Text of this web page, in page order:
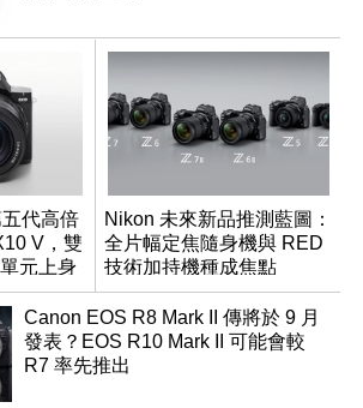
代高倍
V，雙
元上身
Nikon 未來新品推測藍圖：
全片幅定焦隨身機與 RED
技術加持機種成焦點
Canon EOS R8 Mark II 傳將於 9 月
發表？EOS R10 Mark II 可能會較
R7 率先推出